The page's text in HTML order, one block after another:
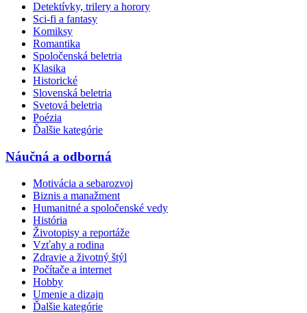
Detektívky, trilery a horory
Sci-fi a fantasy
Komiksy
Romantika
Spoločenská beletria
Klasika
Historické
Slovenská beletria
Svetová beletria
Poézia
Ďalšie kategórie
Náučná a odborná
Motivácia a sebarozvoj
Biznis a manažment
Humanitné a spoločenské vedy
História
Životopisy a reportáže
Vzťahy a rodina
Zdravie a životný štýl
Počítače a internet
Hobby
Umenie a dizajn
Ďalšie kategórie